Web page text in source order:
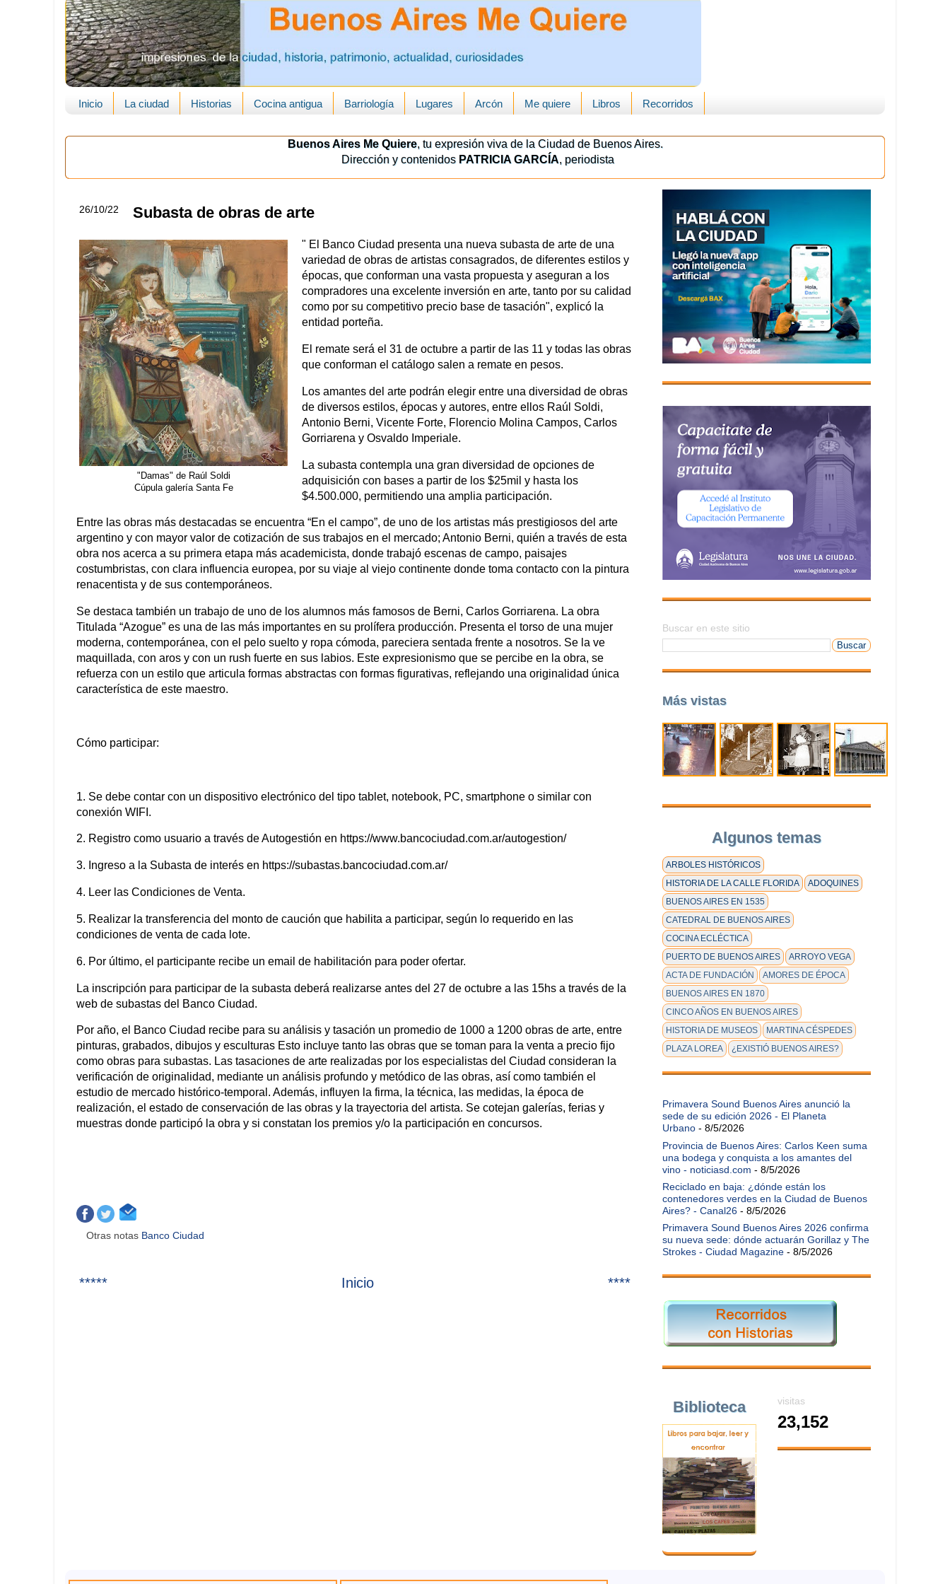
Inicio La ciudad Historias Cocina antigua Barriología Lugares Arcón Me quiere Libros Recorridos
Buenos Aires Me Quiere, tu expresión viva de la Ciudad de Buenos Aires.
Dirección y contenidos PATRICIA GARCÍA, periodista
26/10/22 Subasta de obras de arte
"Damas" de Raúl Soldi
Cúpula galería Santa Fe
" El Banco Ciudad presenta una nueva subasta de arte de una
variedad de obras de artistas consagrados, de diferentes estilos y
épocas, que conforman una vasta propuesta y aseguran a los
compradores una excelente inversión en arte, tanto por su calidad
como por su competitivo precio base de tasación", explicó la
entidad porteña.
El remate será el 31 de octubre a partir de las 11 y todas las obras
que conforman el catálogo salen a remate en pesos.
Los amantes del arte podrán elegir entre una diversidad de obras
de diversos estilos, épocas y autores, entre ellos Raúl Soldi,
Antonio Berni, Vicente Forte, Florencio Molina Campos, Carlos
Gorriarena y Osvaldo Imperiale.
La subasta contempla una gran diversidad de opciones de
adquisición con bases a partir de los $25mil y hasta los
$4.500.000, permitiendo una amplia participación.
Entre las obras más destacadas se encuentra “En el campo”, de uno de los artistas más prestigiosos del arte
argentino y con mayor valor de cotización de sus trabajos en el mercado; Antonio Berni, quién a través de esta
obra nos acerca a su primera etapa más academicista, donde trabajó escenas de campo, paisajes
costumbristas, con clara influencia europea, por su viaje al viejo continente donde toma contacto con la pintura
renacentista y de sus contemporáneos.
Se destaca también un trabajo de uno de los alumnos más famosos de Berni, Carlos Gorriarena. La obra
Titulada “Azogue” es una de las más importantes en su prolífera producción. Presenta el torso de una mujer
moderna, contemporánea, con el pelo suelto y ropa cómoda, pareciera sentada frente a nosotros. Se la ve
maquillada, con aros y con un rush fuerte en sus labios. Este expresionismo que se percibe en la obra, se
refuerza con un estilo que articula formas abstractas con formas figurativas, reflejando una originalidad única
característica de este maestro.
Cómo participar:
1. Se debe contar con un dispositivo electrónico del tipo tablet, notebook, PC, smartphone o similar con
conexión WIFI.
2. Registro como usuario a través de Autogestión en https://www.bancociudad.com.ar/autogestion/
3. Ingreso a la Subasta de interés en https://subastas.bancociudad.com.ar/
4. Leer las Condiciones de Venta.
5. Realizar la transferencia del monto de caución que habilita a participar, según lo requerido en las
condiciones de venta de cada lote.
6. Por último, el participante recibe un email de habilitación para poder ofertar.
La inscripción para participar de la subasta deberá realizarse antes del 27 de octubre a las 15hs a través de la
web de subastas del Banco Ciudad.
Por año, el Banco Ciudad recibe para su análisis y tasación un promedio de 1000 a 1200 obras de arte, entre
pinturas, grabados, dibujos y esculturas Esto incluye tanto las obras que se toman para la venta a precio fijo
como obras para subastas. Las tasaciones de arte realizadas por los especialistas del Ciudad consideran la
verificación de originalidad, mediante un análisis profundo y metódico de las obras, así como también el
estudio de mercado histórico-temporal. Además, influyen la firma, la técnica, las medidas, la época de
realización, el estado de conservación de las obras y la trayectoria del artista. Se cotejan galerías, ferias y
muestras donde participó la obra y si constatan los premios y/o la participación en concursos.
Otras notas Banco Ciudad
***** ****
Inicio
Buscar en este sitio
Más vistas
Algunos temas
ARBOLES HISTÓRICOS
HISTORIA DE LA CALLE FLORIDA
ADOQUINES
BUENOS AIRES EN 1535
CATEDRAL DE BUENOS AIRES
COCINA ECLÉCTICA
PUERTO DE BUENOS AIRES
ARROYO VEGA
ACTA DE FUNDACIÓN
AMORES DE ÉPOCA
BUENOS AIRES EN 1870
CINCO AÑOS EN BUENOS AIRES
HISTORIA DE MUSEOS
MARTINA CÉSPEDES
PLAZA LOREA
¿EXISTIÓ BUENOS AIRES?
Primavera Sound Buenos Aires anunció la
sede de su edición 2026 - El Planeta
Urbano - 8/5/2026
Provincia de Buenos Aires: Carlos Keen suma
una bodega y conquista a los amantes del
vino - noticiasd.com - 8/5/2026
Reciclado en baja: ¿dónde están los
contenedores verdes en la Ciudad de Buenos
Aires? - Canal26 - 8/5/2026
Primavera Sound Buenos Aires 2026 confirma
su nueva sede: dónde actuarán Gorillaz y The
Strokes - Ciudad Magazine - 8/5/2026
Biblioteca visitas
23,152